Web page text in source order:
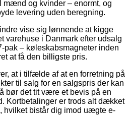
mænd og kvinder – enormt, og
levering uden beregning.
vise sig lønnende at kigge
varehuse i Danmark efter udsalg
pak – køleskabsmagneter inden
at få den billigste pris.
at i tilfælde af at en forretning på
til salg for en salgspris der kan
bør det tit være et bevis på en
Kortbetalinger er trods alt dækket
hvilket bistår dig imod uægte e-